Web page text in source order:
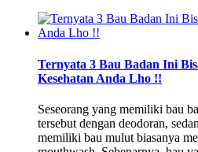
Ternyata 3 Bau Badan Ini
Kesehatan Anda Lho !!
Seseorang yang memiliki bau
tersebut dengan deodoran,
memiliki bau mulut biasanya